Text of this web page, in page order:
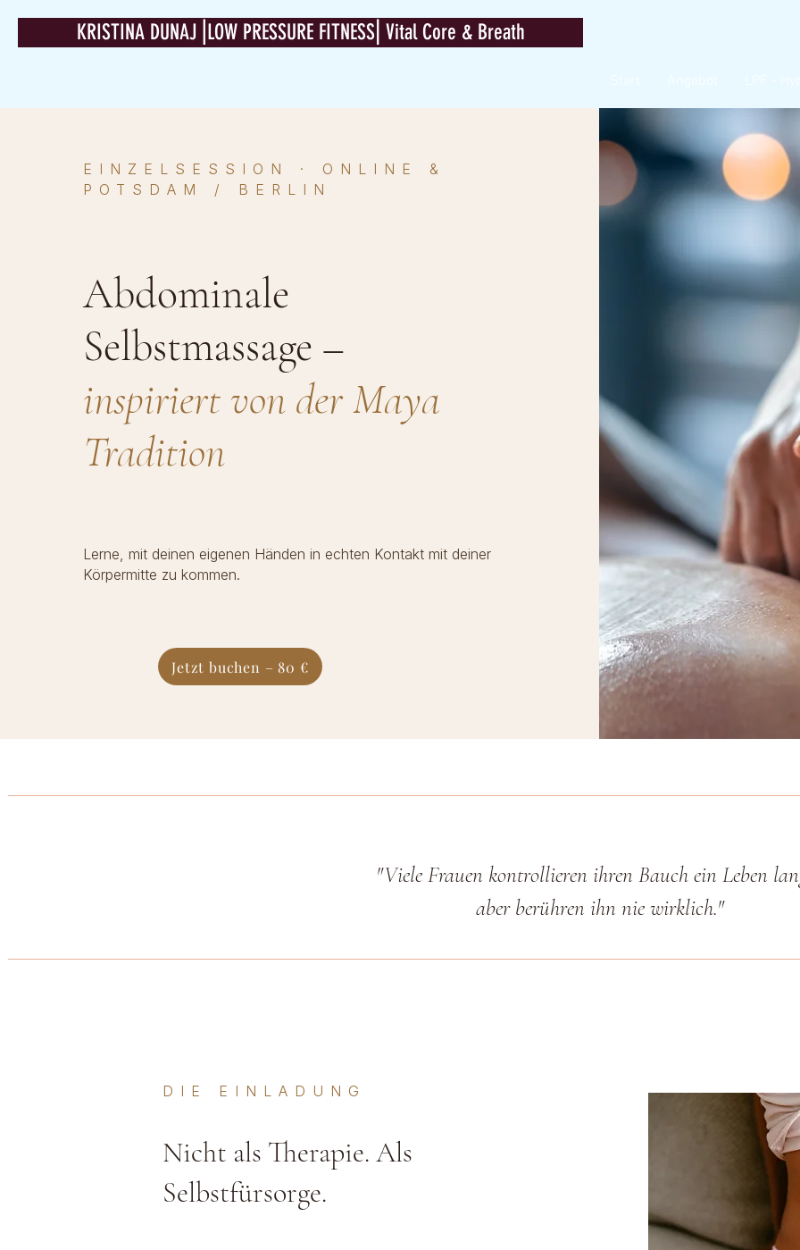
KRISTINA DUNAJ⎟LOW PRESSURE FITNESS⎜Vital Core & Breath
EINZELSESSION · ONLINE &
POTSDAM / BERLIN
Abdominale
Selbstmassage –
inspiriert von der Maya
Tradition
Lerne, mit deinen eigenen Händen in echten Kontakt mit deiner
Körpermitte zu kommen.
Jetzt buchen – 80 €
"Viele Frauen kontrollieren ihren Bauch ein Leben
aber berühren ihn nie wirklich."
DIE EINLADUNG
Nicht als Therapie. Als
Selbstfürsorge.